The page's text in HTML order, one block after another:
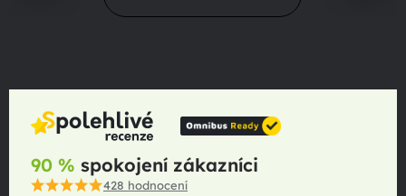
90 % spokojení zákazníci
428 hodnocení